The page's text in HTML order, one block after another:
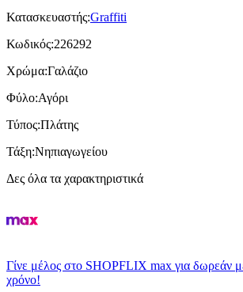
Κατασκευαστής:Graffiti
Κωδικός:226292
Χρώμα:Γαλάζιο
Φύλο:Αγόρι
Τύπος:Πλάτης
Τάξη:Νηπιαγωγείου
Δες όλα τα χαρακτηριστικά
Γίνε μέλος στο SHOPFLIX max για δωρεάν
χρόνο!